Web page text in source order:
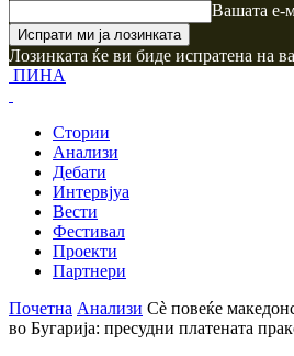
Вашата е-
Лозинката ќе ви биде испратена на
ПИНА
Стории
Анализи
Дебати
Интервјуа
Вести
Фестивал
Проекти
Партнери
Почетна Анализи Сè повеќе
во Бугарија: пресудни платената